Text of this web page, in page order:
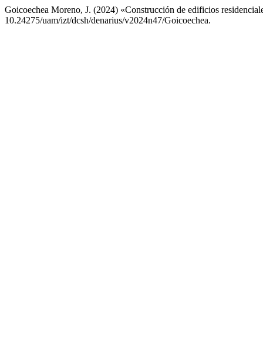
Goicoechea Moreno, J. (2024) «Construcción de edificios
10.24275/uam/izt/dcsh/denarius/v2024n47/Goicoechea.